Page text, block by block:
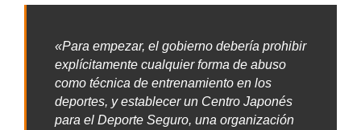
«Para empezar, el gobierno debería prohibir
explícitamente cualquier forma de abuso
como técnica de entrenamiento en los
deportes, y establecer un Centro Japonés
para el Deporte Seguro, una organización